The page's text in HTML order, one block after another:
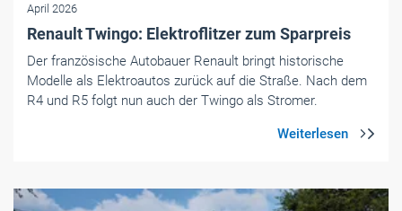
April 2026
Renault Twingo: Elektroflitzer zum Sparpreis
Der französische Autobauer Renault bringt historische
Modelle als Elektroautos zurück auf die Straße. Nach dem
R4 und R5 folgt nun auch der Twingo als Stromer.